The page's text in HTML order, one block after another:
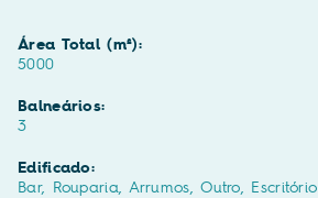
Área Total (m²):
5000
Balneários:
3
Edificado:
Bar, Rouparia, Arrumos, Outro, Escritório